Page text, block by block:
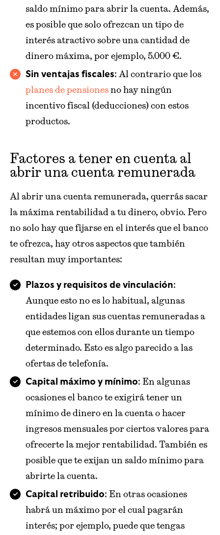
saldo mínimo para abrir la cuenta. Además,
es posible que solo ofrezcan un tipo de
interés atractivo sobre una cantidad de
dinero máxima, por ejemplo, 5.000 €.
Sin ventajas fiscales: Al contrario que los
planes de pensionesno hay ningún
incentivo fiscal (deducciones) con estos
productos.
Factores a tener en cuenta al
abrir una cuenta remunerada
Al abrir una cuenta remunerada, querrás sacar
la máxima rentabilidad a tu dinero, obvio. Pero
no solo hay que fijarse en el interés que el banco
te ofrezca, hay otros aspectos que también
resultan muy importantes:
Plazos y requisitos de vinculación:
Aunque esto no es lo habitual, algunas
entidades ligan sus cuentas remuneradas a
que estemos con ellos durante un tiempo
determinado. Esto es algo parecido a las
ofertas de telefonía.
Capital máximo y mínimo: En algunas
ocasiones el banco te exigirá tener un
mínimo de dinero en la cuenta o hacer
ingresos mensuales por ciertos valores para
ofrecerte la mejor rentabilidad. También es
posible que te exijan un saldo mínimo para
abrirte la cuenta.
Capital retribuido: En otras ocasiones
habrá un máximo por el cual pagarán
interés; por ejemplo, puede que tengas